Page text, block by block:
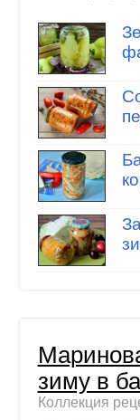
зиму в
Коллекция